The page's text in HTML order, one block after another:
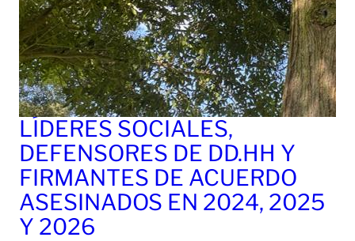
LÍDERES SOCIALES,
DEFENSORES DE DD.HH Y
FIRMANTES DE ACUERDO
ASESINADOS EN 2024, 2025
Y 2026